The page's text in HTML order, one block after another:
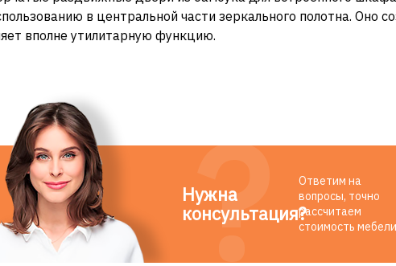
в центральной части зеркального полотна. Оно
вполне утилитарную функцию.
Нужна
консультация?
Ответим на
вопросы, точно
рассчитаем
стоимость мебели